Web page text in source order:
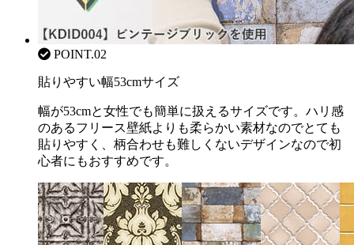
POINT.02
貼りやすい幅53cmサイズ
幅が53cmと女性でも簡単に扱えるサイズです。ハリ感
のあるフリース壁紙よりも柔らかい素材なのでとても
貼りやすく、柄合わせも難しくないデザインなので初
心者にもおすすめです。